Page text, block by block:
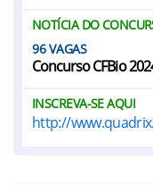
NOTÍCIA DO
96
Concurso CFBio
INSCREVA-SE AQUI
http://